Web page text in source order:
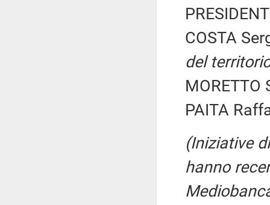
COSTA
del
MORETTO
PAITA
(Iniziative
hanno